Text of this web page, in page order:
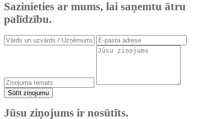
Sazinieties ar mums, lai saņemtu ātru
palīdzību.
Sūtīt ziņojumu
Jūsu ziņojums ir nosūtīts.